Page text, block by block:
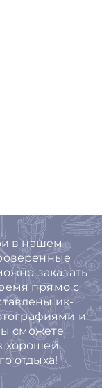
в нашем
заказать
прямо с
ик-
и
сможете
хорошей
отдыха!